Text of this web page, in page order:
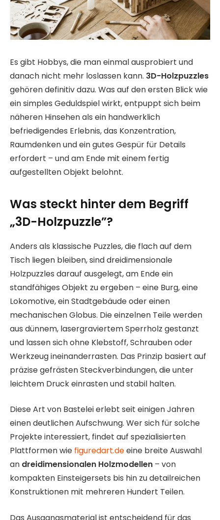
Es gibt Hobbys, die man einmal ausprobiert und
danach nicht mehr loslassen kann. 3D-Holzpuzzles
gehören definitiv dazu. Was auf den ersten Blick wie
ein simples Geduldspiel wirkt, entpuppt sich beim
näheren Hinsehen als ein handwerklich
befriedigendes Erlebnis, das Konzentration,
Raumdenken und ein gutes Gespür für Details
erfordert – und am Ende mit einem fertig
aufgestellten Objekt belohnt.
Was steckt hinter dem Begriff
„3D-Holzpuzzle”?
Anders als klassische Puzzles, die flach auf dem
Tisch liegen bleiben, sind dreidimensionale
Holzpuzzles darauf ausgelegt, am Ende ein
standfähiges Objekt zu ergeben – eine Burg, eine
Lokomotive, ein Stadtgebäude oder einen
mechanischen Globus. Die einzelnen Teile werden
aus dünnem, lasergraviertem Sperrholz gestanzt
und lassen sich ohne Klebstoff, Schrauben oder
Werkzeug ineinanderrasten. Das Prinzip basiert auf
präzise gefrästen Steckverbindungen, die unter
leichtem Druck einrasten und stabil halten.
Diese Art von Bastelei erlebt seit einigen Jahren
einen deutlichen Aufschwung. Wer sich für solche
Projekte interessiert, findet auf spezialisierten
Plattformen wie figuredart.deeine breite Auswahl
an dreidimensionalen Holzmodellen – von
kompakten Einsteigersets bis hin zu detailreichen
Konstruktionen mit mehreren Hundert Teilen.
Das Ausgangsmaterial ist entscheidend für das